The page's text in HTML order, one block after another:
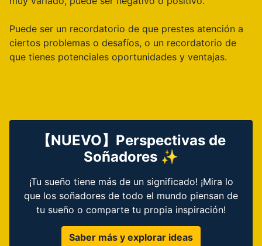
Puede ser un recordatorio de que prestes atención a
ciertos problemas o desafíos, o un recordatorio de
que tienes potenciales oportunidades y ventajas.
【NUEVO】Perspectivas de
Soñadores ✨
¡Tu sueño tiene más de un significado! ¡Mira lo
que los soñadores de todo el mundo piensan de
tu sueño o comparte tu propia inspiración!
Saber más y explorar ideas